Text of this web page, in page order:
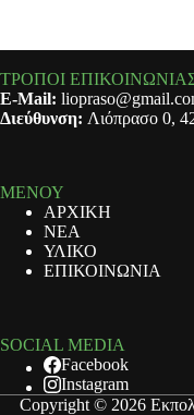
ΤΡΟΠΟΙ
E-Mail:
Διεύθυνση: Λιόπρασο 0,
ΜΕΝΟΥ
ΑΡΧΙΚΗ
ΝΕΑ
ΥΛΙΚΟ
ΕΠΙΚΟΙΝΩΝΙΑ
SOCIAL MEDIA
Facebook
Instagram
Copyright © 2026